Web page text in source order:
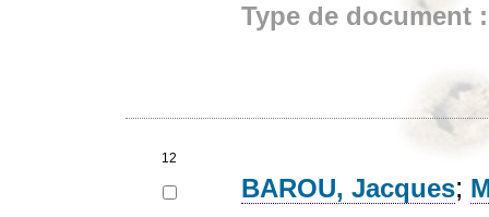
Type de document
12
BAROU, Jacques;